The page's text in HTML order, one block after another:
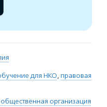
для НКО, правовая
организация